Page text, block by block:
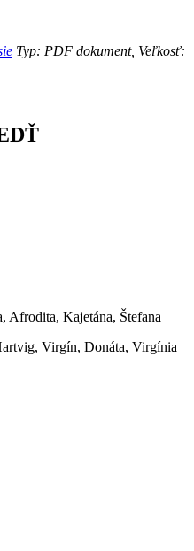
Typ: PDF dokument, Veľkosť:
Afrodita, Kajetána, Štefana
Virgín, Donáta, Virgínia